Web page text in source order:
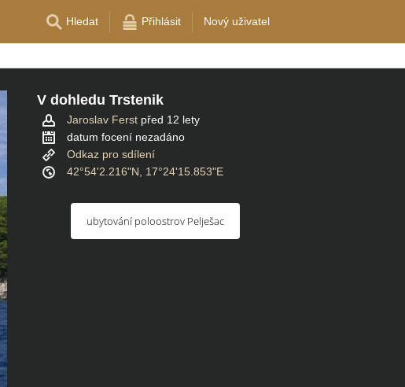
Hledat Přihlásit Nový uživatel
V dohledu Trstenik
Jaroslav Ferst před 12 lety
datum focení nezadáno
Odkaz pro sdílení
42°54'2.216"N, 17°24'15.853"E
ubytování poloostrov Pelješac